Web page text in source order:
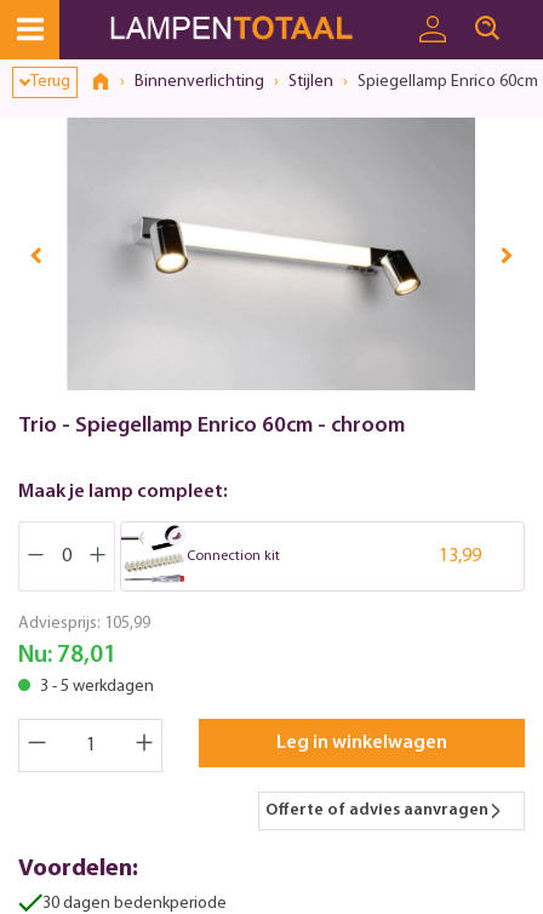
Terug Binnenverlichting Stijlen Spiegellamp Enrico 60cm
Trio - Spiegellamp Enrico 60cm - chroom
Maak je lamp compleet:
Connection kit 13,99
Adviesprijs: 105,99
Nu: 78,01
3 - 5 werkdagen
Leg in winkelwagen
Offerte of advies aanvragen
Voordelen:
30 dagen bedenkperiode
Toestemmingsvenster geopend